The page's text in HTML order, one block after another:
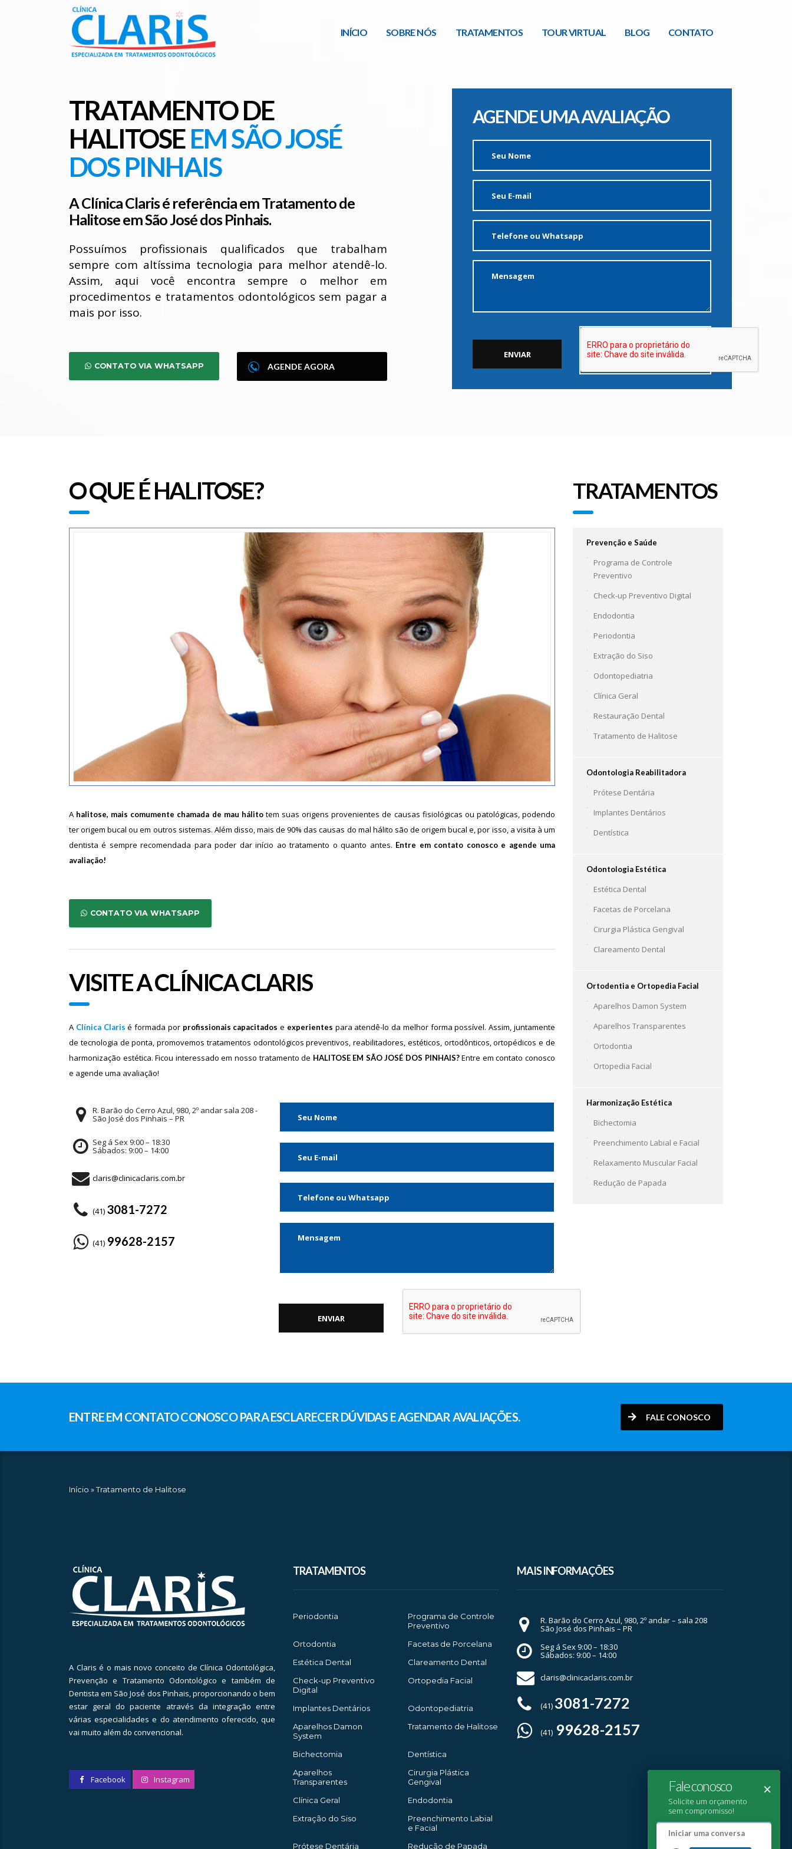
×
Fale conosco
Solicite um orçamento
sem compromisso!
Iniciar uma conversa
INÍCIO SOBRE NÓS TRATAMENTOS TOUR VIRTUAL BLOG CONTATO
TRATAMENTO DE
HALITOSEEM SÃO JOSÉ
DOS PINHAIS
A Clínica Claris é referência em Tratamento de
Halitose em São José dos Pinhais.
Possuímos profissionais qualificados que trabalham
sempre com altíssima tecnologia para melhor atendê-lo.
Assim, aqui você encontra sempre o melhor em
procedimentos e tratamentos odontológicos sem pagar a
mais por isso.
CONTATO VIA WHATSAPP AGENDE AGORA
AGENDE UMA AVALIAÇÃO
O QUE É HALITOSE?
A halitose, mais comumente chamada de mau hálitotem suas origens provenientes de causas fisiológicas ou patológicas, podendo
ter origem bucal ou em outros sistemas. Além disso, mais de 90% das causas do mal hálito são de origem bucal e, por isso, a visita à um
dentista é sempre recomendada para poder dar início ao tratamento o quanto antes. Entre em contato conosco e agende uma
avaliação!
CONTATO VIA WHATSAPP
VISITE A CLÍNICA CLARIS
A Clínica Claris é formada porprofissionais capacitados e experientes para atendê-lo da melhor forma possível. Assim, juntamente
de tecnologia de ponta, promovemos tratamentos odontológicos preventivos, reabilitadores, estéticos, ortodônticos, ortopédicos e de
harmonização estética. Ficou interessado em nosso tratamento de HALITOSE EM SÃO JOSÉ DOS PINHAIS?Entre em contato conosco
e agende uma avaliação!
R. Barão do Cerro Azul, 980, 2º andar sala 208 -
São José dos Pinhais – PR
Seg á Sex 9:00 – 18:30
Sábados: 9:00 – 14:00
claris@clinicaclaris.com.br
(41) 3081-7272
(41) 99628-2157
TRATAMENTOS
Prevenção e Saúde
Programa de Controle
Preventivo
Check-up Preventivo Digital
Endodontia
Periodontia
Extração do Siso
Odontopediatria
Clínica Geral
Restauração Dental
Tratamento de Halitose
Odontologia Reabilitadora
Prótese Dentária
Implantes Dentários
Dentística
Odontologia Estética
Estética Dental
Facetas de Porcelana
Cirurgia Plástica Gengival
Clareamento Dental
Ortodentia e Ortopedia Facial
Aparelhos Damon System
Aparelhos Transparentes
Ortodontia
Ortopedia Facial
Harmonização Estética
Bichectomia
Preenchimento Labial e Facial
Relaxamento Muscular Facial
Redução de Papada
ENTRE EM CONTATO CONOSCO PARA ESCLARECER DÚVIDAS E AGENDAR AVALIAÇÕES. FALE CONOSCO
Início »Tratamento de Halitose
A Claris é o mais novo conceito de Clínica Odontológica,
Prevenção e Tratamento Odontológico e também de
Dentista em São José dos Pinhais, proporcionando o bem
estar geral do paciente através da integração entre
várias especialidades e do atendimento oferecido, que
vai muito além do convencional.
Facebook Instagram
TRATAMENTOS
Periodontia
Programa de Controle
Preventivo
Ortodontia
Facetas de Porcelana
Estética Dental
Clareamento Dental
Check-up Preventivo
Digital
Ortopedia Facial
Implantes Dentários
Odontopediatria
Aparelhos Damon
System
Tratamento de Halitose
Bichectomia
Dentística
Aparelhos
Transparentes
Cirurgia Plástica
Gengival
Clínica Geral
Endodontia
Extração do Siso
Preenchimento Labial
e Facial
Prótese Dentária
Redução de Papada
MAIS INFORMAÇÕES
R. Barão do Cerro Azul, 980, 2º andar – sala 208
São José dos Pinhais – PR
Seg á Sex 9:00 – 18:30
Sábados: 9:00 – 14:00
claris@clinicaclaris.com.br
(41) 3081-7272
(41) 99628-2157